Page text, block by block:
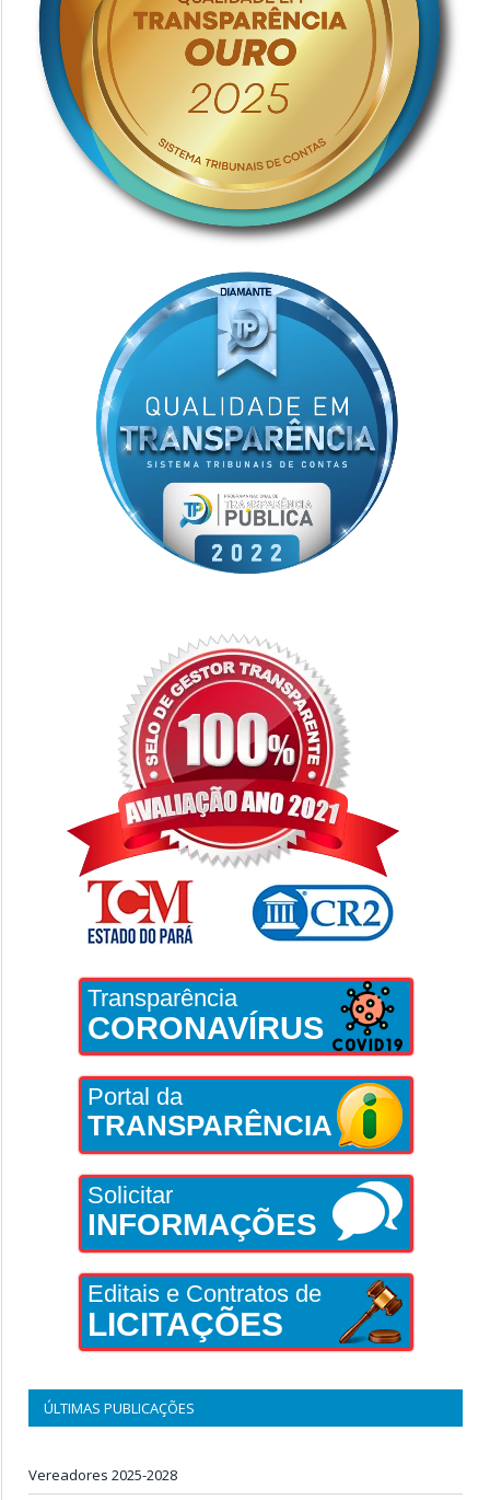
Transparência
CORONAVÍRUS
Portal da
TRANSPARÊNCIA
Solicitar
INFORMAÇÕES
Editais e Contratos de
LICITAÇÕES
ÚLTIMAS PUBLICAÇÕES
Vereadores 2025-2028